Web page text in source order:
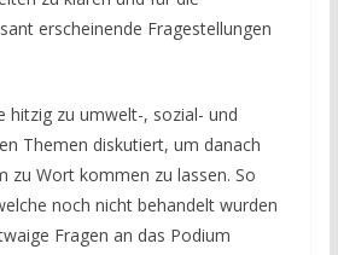
erscheinende Fragestellungen
hitzig zu umwelt-, sozial- und
Themen diskutiert, um danach
zu Wort kommen zu lassen. So
noch nicht behandelt wurden
Fragen an das Podium